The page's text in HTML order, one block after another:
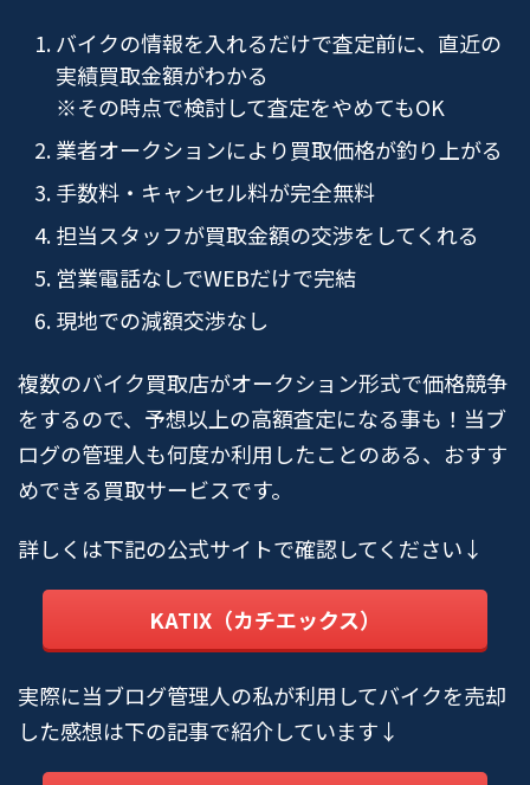
バイクの情報を入れるだけで査定前に、直近の
実績買取金額がわかる
※その時点で検討して査定をやめてもOK
業者オークションにより買取価格が釣り上がる
手数料・キャンセル料が完全無料
担当スタッフが買取金額の交渉をしてくれる
営業電話なしでWEBだけで完結
現地での減額交渉なし
複数のバイク買取店がオークション形式で価格競争
をするので、予想以上の高額査定になる事も！当ブ
ログの管理人も何度か利用したことのある、おすす
めできる買取サービスです。
詳しくは下記の公式サイトで確認してください↓
KATIX（カチエックス）
実際に当ブログ管理人の私が利用してバイクを売却
した感想は下の記事で紹介しています↓